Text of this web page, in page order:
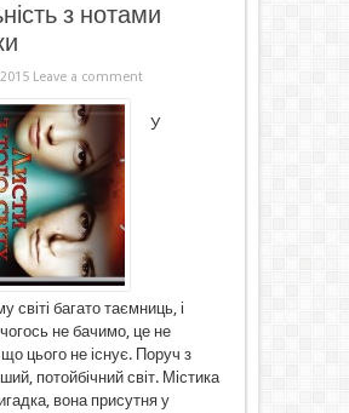
з нотами
Leave a comment
У
світі багато таємниць, і
не бачимо, це не
цього не існує. Поруч з
потойбічний світ. Містика
вона присутня у